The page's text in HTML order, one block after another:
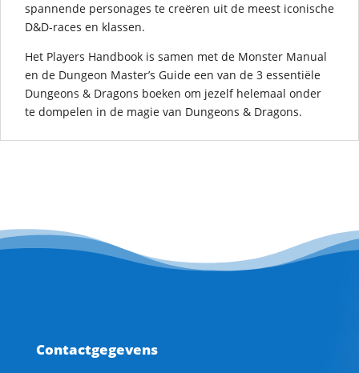
spannende personages te creëren uit de meest iconische
D&D-races en klassen.
Het Players Handbook is samen met de Monster Manual
en de Dungeon Master’s Guide een van de 3 essentiële
Dungeons & Dragons boeken om jezelf helemaal onder
te dompelen in de magie van Dungeons & Dragons.
Contactgegevens